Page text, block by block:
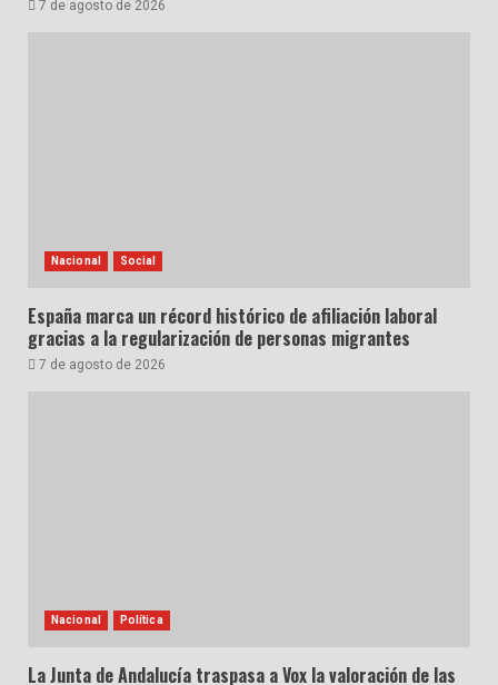
7 de agosto de 2026
Nacional Social
España marca un récord histórico de afiliación laboral
gracias a la regularización de personas migrantes
7 de agosto de 2026
Nacional Política
La Junta de Andalucía traspasa a Vox la valoración de las